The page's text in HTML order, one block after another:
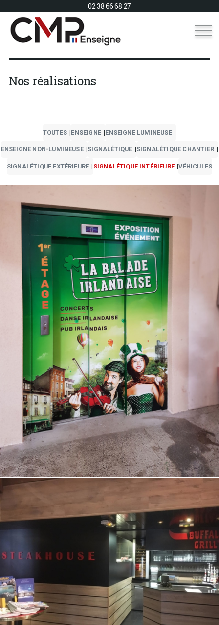
02 38 66 68 27
Nos réalisations
TOUTES ENSEIGNE ENSEIGNE LUMINEUSE
ENSEIGNE NON-LUMINEUSE SIGNALÉTIQUE SIGNALÉTIQUE CHANTIER
SIGNALÉTIQUE EXTÉRIEURE SIGNALÉTIQUE INTÉRIEURE VÉHICULES